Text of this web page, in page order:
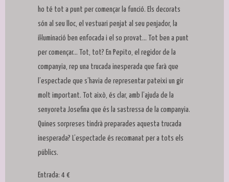
ho té tot a punt per començar la funció. Els decorats
són al seu lloc, el vestuari penjat al seu penjador, la
il·luminació ben enfocada i el so provat... Tot ben a punt
per començar... Tot, tot? En Pepito, el regidor de la
companyia, rep una trucada inesperada que farà que
l’espectacle que s’havia de representar pateixi un gir
molt important. Tot això, és clar, amb l’ajuda de la
senyoreta Josefina que és la sastressa de la companyia.
Quines sorpreses tindrà preparades aquesta trucada
inesperada? L’espectacle és recomanat per a tots els
públics.
Entrada: 4 €